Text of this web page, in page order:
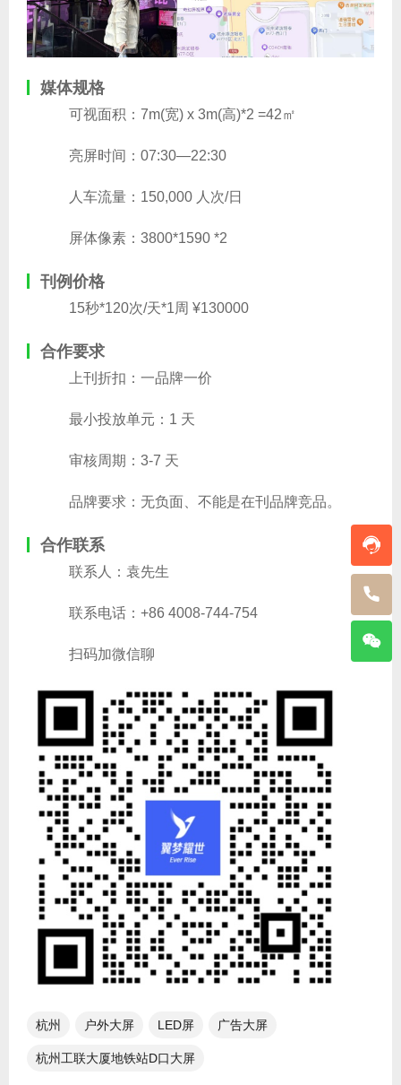
媒体规格
可视面积：7m(宽) x 3m(高)*2 =42㎡
亮屏时间：07:30—22:30
人车流量：150,000 人次/日
屏体像素：3800*1590 *2
刊例价格
15秒*120次/天*1周 ¥130000
合作要求
上刊折扣：一品牌一价
最小投放单元：1 天
审核周期：3-7 天
品牌要求：无负面、不能是在刊品牌竞品。
合作联系
联系人：袁先生
联系电话：+86 4008-744-754
扫码加微信聊
杭州 户外大屏 LED屏 广告大屏
杭州工联大厦地铁站D口大屏